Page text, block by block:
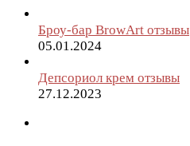
Броу-бар BrowArt отзывы
05.01.2024
Депсориол крем отзывы
27.12.2023